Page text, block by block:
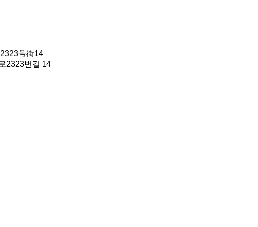
号街14
2323번길 14